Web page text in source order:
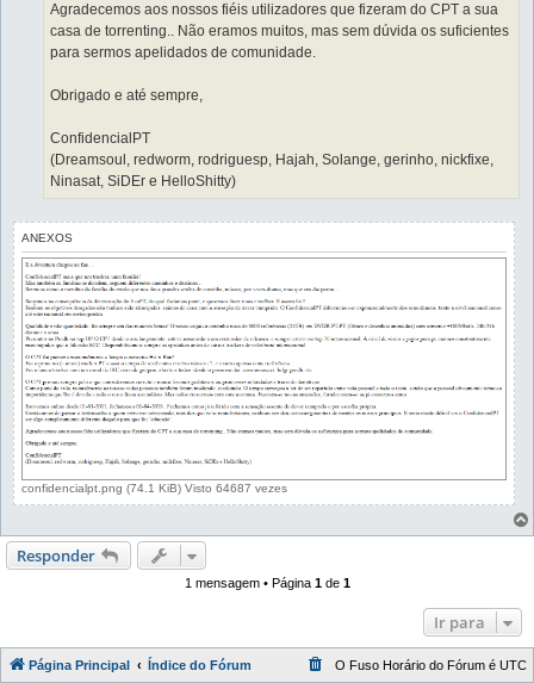
Agradecemos aos nossos fiéis utilizadores que fizeram do CPT a sua
casa de torrenting.. Não eramos muitos, mas sem dúvida os suficientes
para sermos apelidados de comunidade.
Obrigado e até sempre,
ConfidencialPT
(Dreamsoul, redworm, rodriguesp, Hajah, Solange, gerinho, nickfixe,
Ninasat, SiDEr e HelloShitty)
ANEXOS
confidencialpt.png (74.1 KiB) Visto 64687 vezes
Responder
1 mensagem • Página 1de 1
Ir para
Página Principal Índice do Fórum O Fuso Horário do Fórum é UTC